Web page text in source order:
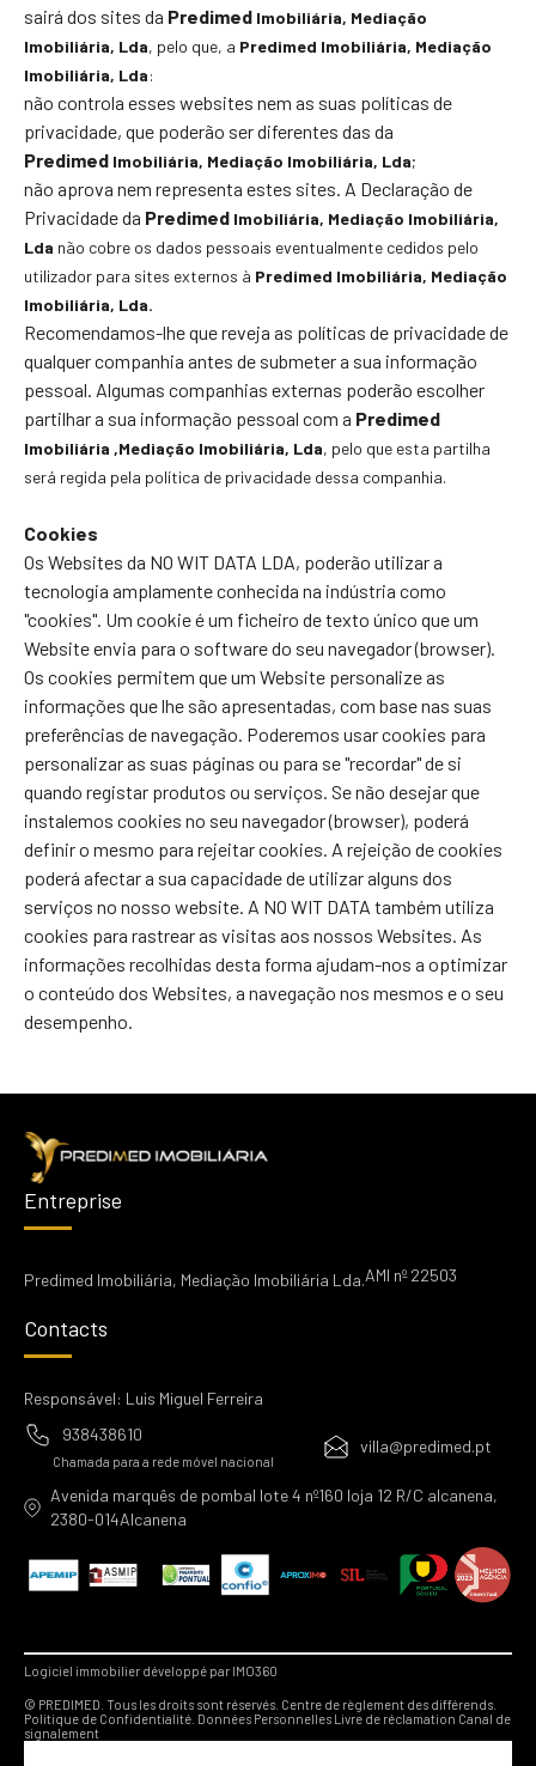
sairá dos sites da Predimed Imobiliária, Mediação
Imobiliária, Lda, pelo que, a Predimed Imobiliária, Mediação
Imobiliária, Lda:
não controla esses websites nem as suas políticas de
privacidade, que poderão ser diferentes das da
Predimed Imobiliária, Mediação Imobiliária, Lda;
não aprova nem representa estes sites. A Declaração de
Privacidade da Predimed Imobiliária, Mediação Imobiliária,
Lda não cobre os dados pessoais eventualmente cedidos pelo
utilizador para sites externos à Predimed Imobiliária, Mediação
Imobiliária, Lda.
Recomendamos-lhe que reveja as políticas de privacidade de
qualquer companhia antes de submeter a sua informação
pessoal. Algumas companhias externas poderão escolher
partilhar a sua informação pessoal com a Predimed
Imobiliária ,Mediação Imobiliária, Lda, pelo que esta partilha
será regida pela política de privacidade dessa companhia.
Cookies
Os Websites da NO WIT DATA LDA, poderão utilizar a
tecnologia amplamente conhecida na indústria como
"cookies". Um cookie é um ficheiro de texto único que um
Website envia para o software do seu navegador (browser).
Os cookies permitem que um Website personalize as
informações que lhe são apresentadas, com base nas suas
preferências de navegação. Poderemos usar cookies para
personalizar as suas páginas ou para se "recordar" de si
quando registar produtos ou serviços. Se não desejar que
instalemos cookies no seu navegador (browser), poderá
definir o mesmo para rejeitar cookies. A rejeição de cookies
poderá afectar a sua capacidade de utilizar alguns dos
serviços no nosso website. A NO WIT DATA também utiliza
cookies para rastrear as visitas aos nossos Websites. As
informações recolhidas desta forma ajudam-nos a optimizar
o conteúdo dos Websites, a navegação nos mesmos e o seu
desempenho.
Entreprise
Predimed Imobiliária, Mediação Imobiliária Lda.AMI nº 22503
Contacts
Responsável: Luis Miguel Ferreira
938438610
Chamada para a rede móvel nacional
villa@predimed.pt
Avenida marquês de pombal lote 4 nº160 loja 12 R/C alcanena,
2380-014Alcanena
Logiciel immobilier développé par IMO360
© PREDIMED. Tous les droits sont réservés. Centre de règlement des différends.
Politique de Confidentialité. Données PersonnellesLivre de réclamation Canal de
signalement